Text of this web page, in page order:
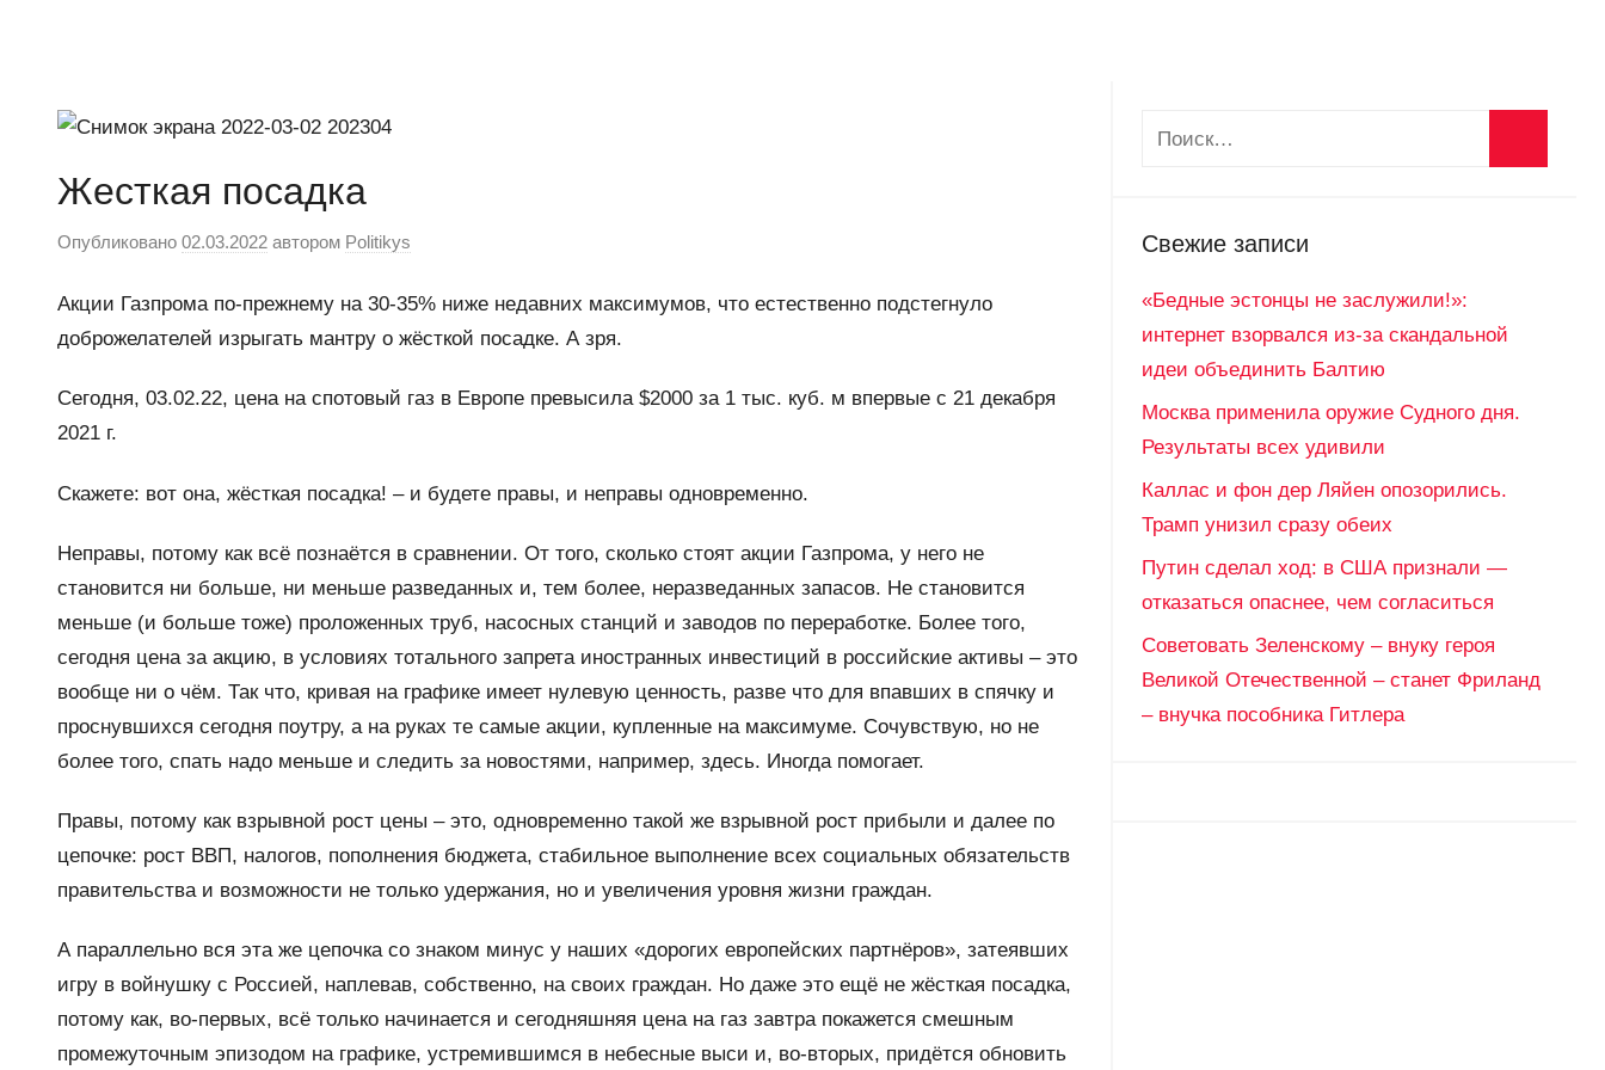
сайт
WordPress
Жесткая посадка
Опубликовано 02.03.2022 автором Politikys
Акции Газпрома по-прежнему на 30-35% ниже недавних максимумов, что естественно подстегнуло
доброжелателей изрыгать мантру о жёсткой посадке. А зря.
Сегодня, 03.02.22, цена на спотовый газ в Европе превысила $2000 за 1 тыс. куб. м впервые с 21 декабря
2021 г.
Скажете: вот она, жёсткая посадка! – и будете правы, и неправы одновременно.
Неправы, потому как всё познаётся в сравнении. От того, сколько стоят акции Газпрома, у него не
становится ни больше, ни меньше разведанных и, тем более, неразведанных запасов. Не становится
меньше (и больше тоже) проложенных труб, насосных станций и заводов по переработке. Более того,
сегодня цена за акцию, в условиях тотального запрета иностранных инвестиций в российские активы – это
вообще ни о чём. Так что, кривая на графике имеет нулевую ценность, разве что для впавших в спячку и
проснувшихся сегодня поутру, а на руках те самые акции, купленные на максимуме. Сочувствую, но не
более того, спать надо меньше и следить за новостями, например, здесь. Иногда помогает.
Правы, потому как взрывной рост цены – это, одновременно такой же взрывной рост прибыли и далее по
цепочке: рост ВВП, налогов, пополнения бюджета, стабильное выполнение всех социальных обязательств
правительства и возможности не только удержания, но и увеличения уровня жизни граждан.
А параллельно вся эта же цепочка со знаком минус у наших «дорогих европейских партнёров», затеявших
игру в войнушку с Россией, наплевав, собственно, на своих граждан. Но даже это ещё не жёсткая посадка,
потому как, во-первых, всё только начинается и сегодняшняя цена на газ завтра покажется смешным
промежуточным эпизодом на графике, устремившимся в небесные выси и, во-вторых, придётся обновить
Свежие записи
«Бедные эстонцы не заслужили!»:
интернет взорвался из-за скандальной
идеи объединить Балтию
Москва применила оружие Судного дня.
Результаты всех удивили
Каллас и фон дер Ляйен опозорились.
Трамп унизил сразу обеих
Путин сделал ход: в США признали —
отказаться опаснее, чем согласиться
Советовать Зеленскому – внуку героя
Великой Отечественной – станет Фриланд
– внучка пособника Гитлера